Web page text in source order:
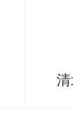
）1份。
考生一
）一律
清